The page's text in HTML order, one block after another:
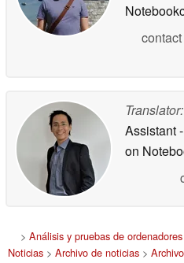
Translator:
Assistant
on
> Análisis y pruebas de
Noticias > Archivo de noticias >